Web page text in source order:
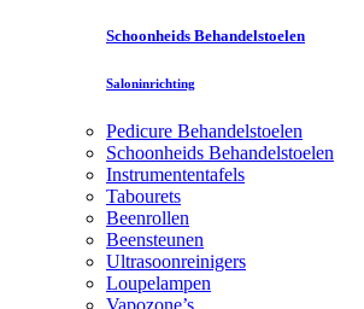
Schoonheids Behandelstoelen
Saloninrichting
Pedicure Behandelstoelen
Schoonheids Behandelstoelen
Instrumententafels
Tabourets
Beenrollen
Beensteunen
Ultrasoonreinigers
Loupelampen
Vapozone’s